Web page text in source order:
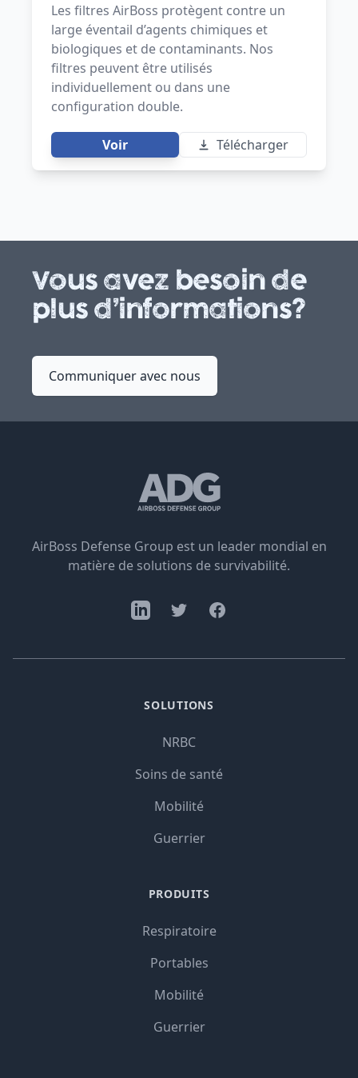
Les filtres AirBoss protègent contre un
large éventail d’agents chimiques et
biologiques et de contaminants. Nos
filtres peuvent être utilisés
individuellement ou dans une
configuration double.
Voir Télécharger
Vous avez besoin de
plus d’informations?
Communiquer avec nous
AirBoss Defense Group est un leader mondial en
matière de solutions de survivabilité.
SOLUTIONS
NRBC
Soins de santé
Mobilité
Guerrier
PRODUITS
Respiratoire
Portables
Mobilité
Guerrier